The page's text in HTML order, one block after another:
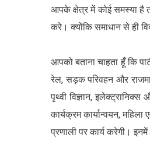
आपके क्षेत्र में कोई समस्या है
करे। क्योंकि समाधान से ही
आपको बताना चाहता हूँ कि
रेल, सड़क परिवहन और
पृथ्वी विज्ञान,
कार्यक्रम कार्यान्वयन,
प्रणाली पर कार्य करेगी।